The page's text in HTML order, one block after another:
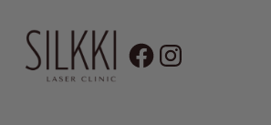
sisältöön